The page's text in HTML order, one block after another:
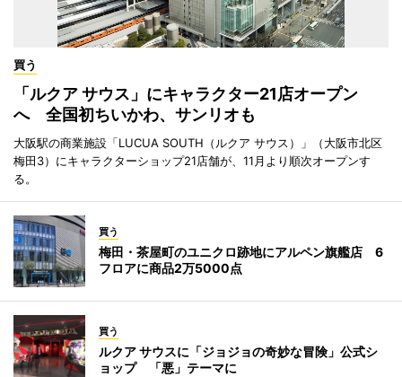
買う
「ルクア サウス」にキャラクター21店オープン
へ 全国初ちいかわ、サンリオも
大阪駅の商業施設「LUCUA SOUTH（ルクア サウス）」（大阪市北区
梅田3）にキャラクターショップ21店舗が、11月より順次オープンす
る。
買う
梅田・茶屋町のユニクロ跡地にアルペン旗艦店 6
フロアに商品2万5000点
買う
ルクア サウスに「ジョジョの奇妙な冒険」公式シ
ョップ 「悪」テーマに